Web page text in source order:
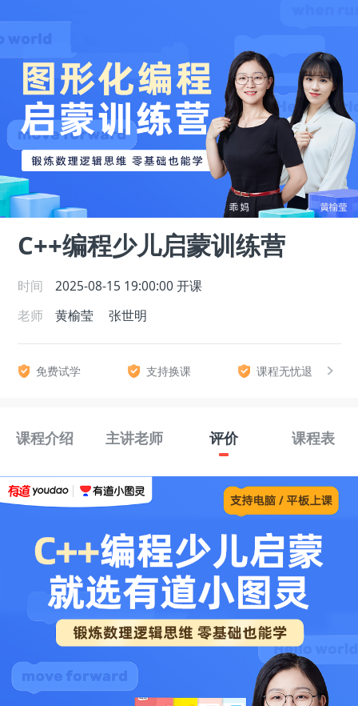
C++编程少儿启蒙训练营
时间 2025-08-15 19:00:00 开课
老师
黄榆莹 张世明
免费试学 支持换课 课程无忧退
课程介绍 主讲老师 评价 课程表